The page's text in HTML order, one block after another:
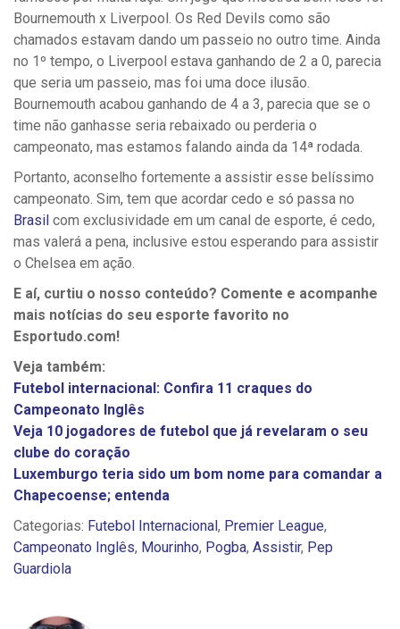
Bournemouth x Liverpool. Os Red Devils como são
chamados estavam dando um passeio no outro time. Ainda
no 1º tempo, o Liverpool estava ganhando de 2 a 0, parecia
que seria um passeio, mas foi uma doce ilusão.
Bournemouth acabou ganhando de 4 a 3, parecia que se o
time não ganhasse seria rebaixado ou perderia o
campeonato, mas estamos falando ainda da 14ª rodada.
Portanto, aconselho fortemente a assistir esse belíssimo
campeonato. Sim, tem que acordar cedo e só passa no
Brasil com exclusividade em um canal de esporte, é cedo,
mas valerá a pena, inclusive estou esperando para assistir
o Chelsea em ação.
E aí, curtiu o nosso conteúdo? Comente e acompanhe
mais notícias do seu esporte favorito no
Esportudo.com!
Veja também:
Futebol internacional: Confira 11 craques do
Campeonato Inglês
Veja 10 jogadores de futebol que já revelaram o seu
clube do coração
Luxemburgo teria sido um bom nome para comandar a
Chapecoense; entenda
Categorias: Futebol Internacional, Premier League,
Campeonato Inglês, Mourinho, Pogba, Assistir, Pep
Guardiola